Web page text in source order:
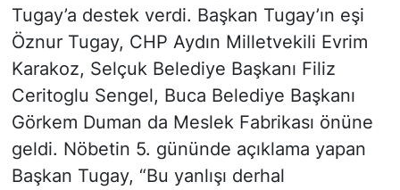
Tugay’a destek verdi. Başkan Tugay’ın eşi
Öznur Tugay, CHP Aydın Milletvekili Evrim
Karakoz, Selçuk Belediye Başkanı Filiz
Ceritoglu Sengel, Buca Belediye Başkanı
Görkem Duman da Meslek Fabrikası önüne
geldi. Nöbetin 5. gününde açıklama yapan
Başkan Tugay, “Bu yanlışı derhal